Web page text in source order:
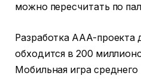
можно пересчитать по
Разработка AAA-проекта
обходится в 200
Мобильная игра среднего